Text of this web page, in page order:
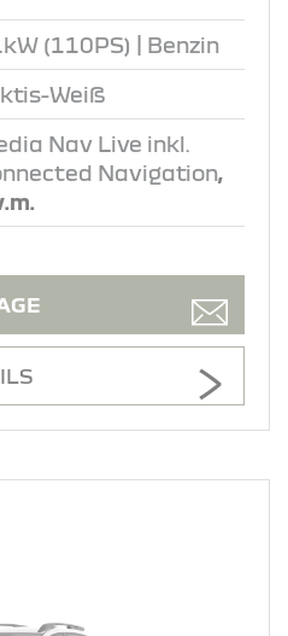
(110PS) | Benzin
Weiß
Nav Live inkl.
Navigation,